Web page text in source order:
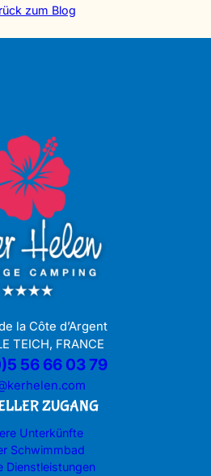
zum Blog
la Côte d’Argent
TEICH, FRANCE
56 66 03 79
ZUGANG
Unterkünfte
Schwimmbad
Dienstleistungen